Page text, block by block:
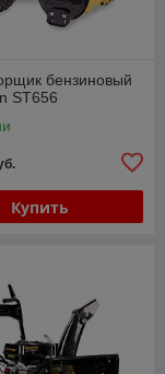
бензиновый
ST656
Купить